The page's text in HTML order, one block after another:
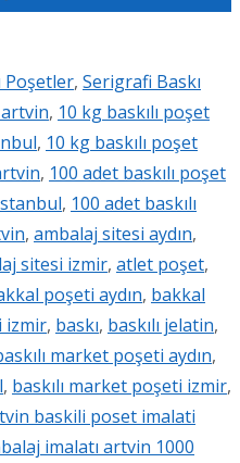
Poşetler, Serigrafi Baskı
artvin, 10 kg baskılı poşet
, 10 kg baskılı poşet
, 100 adet baskılı poşet
, 100 adet baskılı
, ambalaj sitesi aydın,
sitesi izmir, atlet poşet,
poşeti aydın, bakkal
izmir, baskı, baskılı jelatin,
market poşeti aydın,
, baskılı market poşeti izmir,
baskili poset imalati
imalatı artvin 1000